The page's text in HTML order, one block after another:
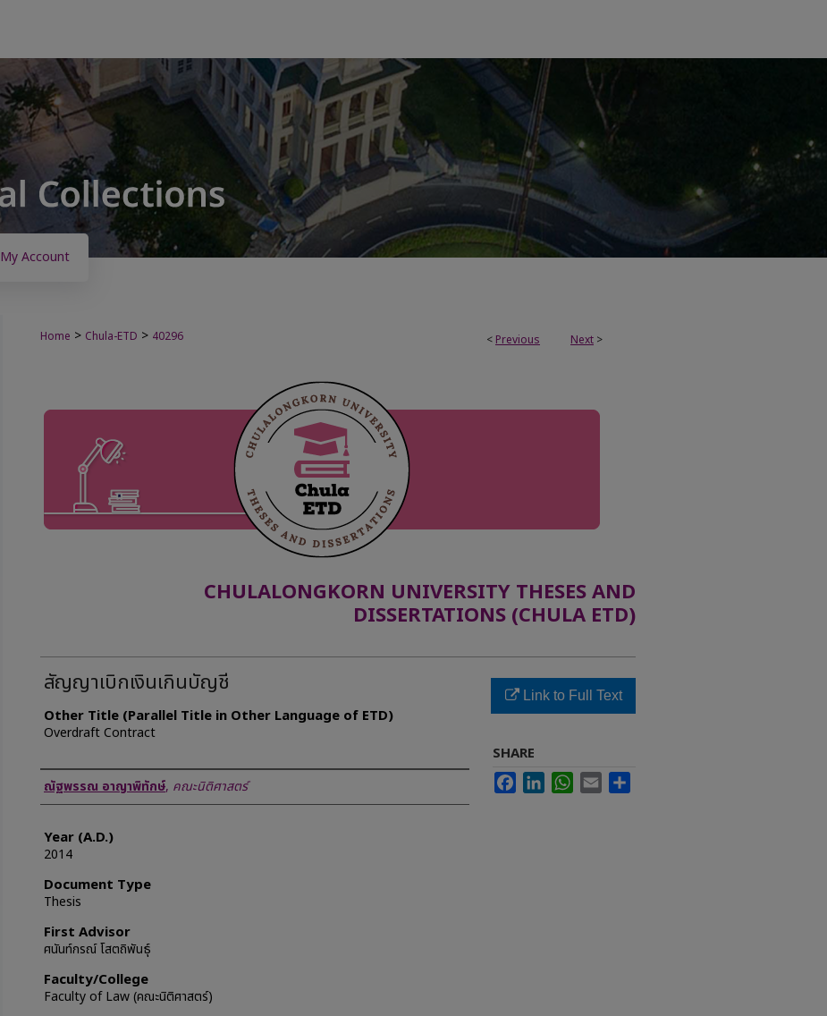
My Account
< Previous Next >
Home > Chula-ETD > 40296
CHULALONGKORN UNIVERSITY THESES AND
DISSERTATIONS (CHULA ETD)
สัญญาเบิกเงินเกินบัญชี
Other Title (Parallel Title in Other Language of ETD)
Overdraft Contract
Author
ณัฐพรรณ อาญาพิทักษ์, คณะนิติศาสตร์
Year (A.D.)
2014
Document Type
Thesis
First Advisor
ศนันท์กรณ์ โสตถิพันธุ์
Faculty/College
Faculty of Law (คณะนิติศาสตร์)
Link to Full Text
SHARE
FacebookLinkedInWhatsApp
Email